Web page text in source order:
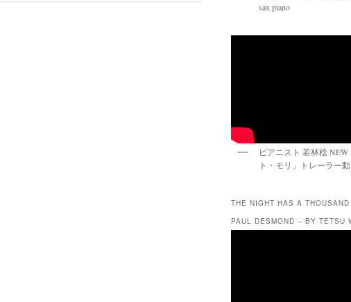
sax piano
ピアニスト 若林稔
ト・モリ」トレーラー
THE NIGHT HAS A
PAUL DESMOND – BY TETSU